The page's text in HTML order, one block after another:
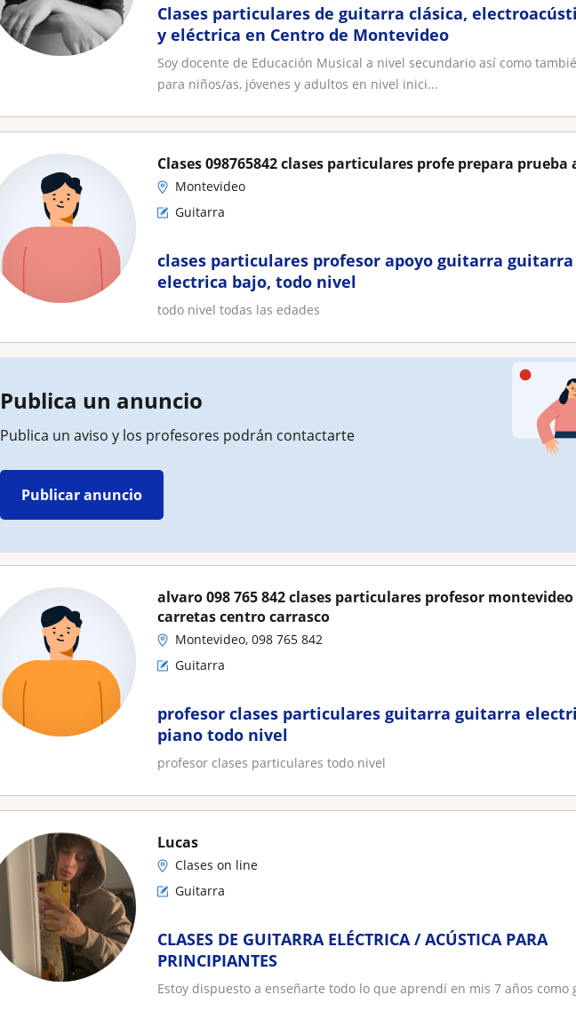
Clases particulares de guitarra clásica,
y eléctrica en Centro de Montevideo
Soy docente de Educación Musical a nivel secundario así como
para niños/as, jóvenes y adultos en nivel inici...
Clases 098765842 clases particulares profe prepara prueba
Montevideo
Guitarra
clases particulares profesor apoyo guitarra guitarra
electrica bajo, todo nivel
todo nivel todas las edades
Publica un anuncio
Publica un aviso y los profesores podrán contactarte
Publicar anuncio
alvaro 098 765 842 clases particulares profesor
carretas centro carrasco
Montevideo, 098 765 842
Guitarra
profesor clases particulares guitarra guitarra
piano todo nivel
profesor clases particulares todo nivel
Lucas
Clases on line
Guitarra
CLASES DE GUITARRA ELÉCTRICA / ACÚSTICA PARA
PRINCIPIANTES
Estoy dispuesto a enseñarte todo lo que aprendí en mis 7 años como